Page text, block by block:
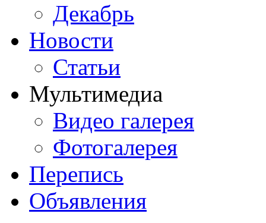
Декабрь
Новости
Статьи
Мультимедиа
Видео галерея
Фотогалерея
Перепись
Объявления